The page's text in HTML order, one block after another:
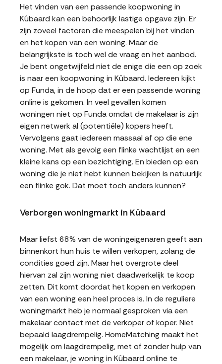
Het vinden van een passende koopwoning in
Kûbaard kan een behoorlijk lastige opgave zijn. Er
zijn zoveel factoren die meespelen bij het vinden
en het kopen van een woning. Maar de
belangrijkste is toch wel de vraag en het aanbod.
Je bent ongetwijfeld niet de enige die een op zoek
is naar een koopwoning in Kûbaard. Iedereen kijkt
op Funda, in de hoop dat er een passende woning
online is gekomen. In veel gevallen komen
woningen niet op Funda omdat de makelaar is zijn
eigen netwerk al (potentiële) kopers heeft.
Vervolgens gaat iedereen massaal af op die ene
woning. Met als gevolg een flinke wachtlijst en een
kleine kans op een bezichtiging. En bieden op een
woning die je niet hebt kunnen bekijken is natuurlijk
een flinke gok. Dat moet toch anders kunnen?
Verborgen woningmarkt in Kûbaard
Maar liefst 68% van de woningeigenaren geeft aan
binnenkort hun huis te willen verkopen, zolang de
condities goed zijn. Maar het overgrote deel
hiervan zal zijn woning niet daadwerkelijk te koop
zetten. Dit komt doordat het kopen en verkopen
van een woning een heel proces is. In de reguliere
woningmarkt heb je normaal gesproken via een
makelaar contact met de verkoper of koper. Niet
bepaald laagdrempelig. HomeMatching maakt het
mogelijk om laagdrempelig, met of zonder hulp van
een makelaar, je woning in Kûbaard online te